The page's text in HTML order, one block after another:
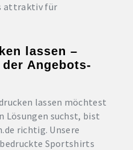
attraktiv für
lassen –
Angebots-
lassen möchtest
Lösungen suchst, bist
richtig. Unsere
Sportshirts